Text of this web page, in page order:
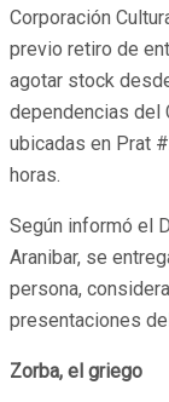
Corporación
previo retiro de
agotar stock
dependencias del
ubicadas en Prat
horas.
Según informó el
Aranibar, se
persona,
presentaciones
Zorba, el griego